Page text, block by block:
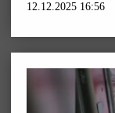
12.12.2025 16:56